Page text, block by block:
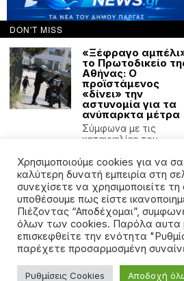
Powered with by Hostville”)
©2026 - All rights reserved.
αναδημοσίευση χωρίς
Χρησιμοποιούμε cookies για να
καλύτερη δυνατή εμπειρία στη
συνεχίσετε να χρησιμοποιείτε
υποθέσουμε πως είστε
Πιέζοντας “Αποδέχομαι”,
όλων των cookies. Παρόλα αυτα
επισκεφθείτε την ενότητα
παρέχετε προσαρμοσμένη
Ρυθμίσεις Cookies Αποδοχή
DON'T MISS
«Ξέφραγο
το Πρωτοδικείο
Αθήνας: Ο
προϊστάμενος
«δίνει» την
αστυνομία για τα
ανύπαρκτα μέτρα
Σύμφωνα με τις
καταγγελίες του
τον Οκτώβριο
Συρία:
σε πόλη Δρούζων
Περισσότεροι από
30 νεκροί και 100
τραυματίες
Τουλάχιστον τριάντα
άνθρωποι
τραυματίστηκαν στις